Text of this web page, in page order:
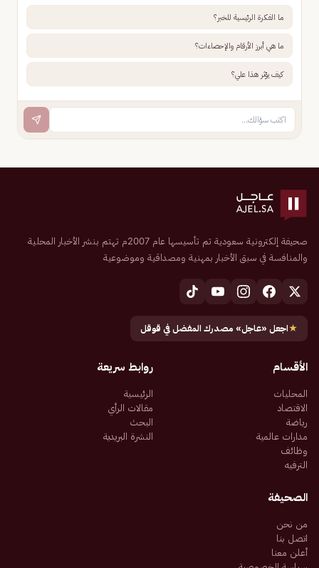
ما الفكرة الرئيسية للخبر؟
ما هي أبرز الأرقام والإحصاءات؟
كيف يؤثر هذا علي؟
صحيفة إلكترونية سعودية تم تأسيسها عام 2007م تهتم بنشر الأخبار المحلية
والمنافسة في سبق الأخبار بمهنية ومصداقية وموضوعية
★اجعل «عاجل» مصدرك المفضل في قوقل
الأقسام
المحليات
الاقتصاد
رياضة
مدارات عالمية
وظائف
الترفيه
روابط سريعة
الرئيسية
مقالات الرأي
البحث
النشرة البريدية
الصحيفة
من نحن
اتصل بنا
أعلن معنا